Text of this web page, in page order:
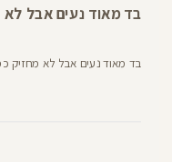
בד מאוד נעים אבל לא
בד מאוד נעים אבל לא מחזיק